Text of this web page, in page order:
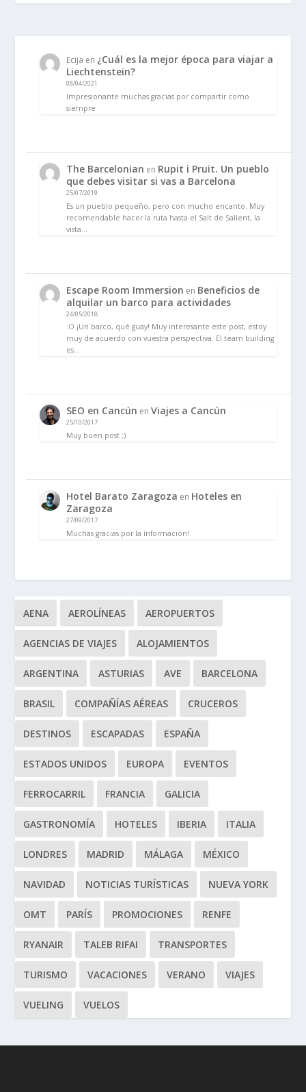
Ecija en ¿Cuál es la mejor época para viajar a
Liechtenstein?
08/04/2021
Impresionante muchas gracias por compartir como
siempre
The Barcelonian en Rupit i Pruit. Un pueblo
que debes visitar si vas a Barcelona
25/07/2019
Es un pueblo pequeño, pero con mucho encanto. Muy
recomendable hacer la ruta hasta el Salt de Sallent, la
vista…
Escape Room Immersion en Beneficios de
alquilar un barco para actividades
24/05/2018
:O ¡Un barco, qué guay! Muy interesante este post, estoy
muy de acuerdo con vuestra perspectiva. El team building
es…
SEO en Cancún enViajes a Cancún
25/10/2017
Muy buen post ;)
Hotel Barato Zaragoza en Hoteles en
Zaragoza
27/09/2017
Muchas gracias por la información!
AENA AEROLÍNEAS AEROPUERTOS
AGENCIAS DE VIAJES ALOJAMIENTOS
ARGENTINA ASTURIAS AVE BARCELONA
BRASIL COMPAÑÍAS AÉREAS CRUCEROS
DESTINOS ESCAPADAS ESPAÑA
ESTADOS UNIDOS EUROPA EVENTOS
FERROCARRIL FRANCIA GALICIA
GASTRONOMÍA HOTELES IBERIA ITALIA
LONDRES MADRID MÁLAGA MÉXICO
NAVIDAD NOTICIAS TURÍSTICAS NUEVA YORK
OMT PARÍS PROMOCIONES RENFE
RYANAIR TALEB RIFAI TRANSPORTES
TURISMO VACACIONES VERANO VIAJES
VUELING VUELOS